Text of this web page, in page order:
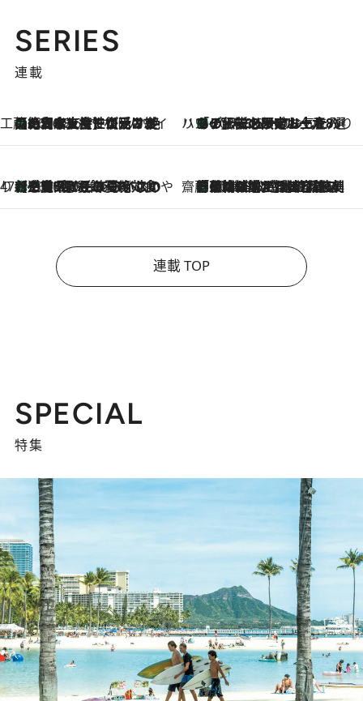
SERIES
連載
工藤まやのおもてなしハワイ
2026.8.6
【ハワイ土産】ローカルの絶大な支持で復活！ 絶品の幻クッキー《元ファンの日本人女性が受け継いだ名店》 ハワイ賢者 リサのお気に入りリスト2026.8.6
あの伝説の限定トートも！ リニューアルした「ディーン＆デルーカ ハワイ」で必須のお土産8選
47都道府県の手みやげ ひんやりスイーツで夏を満喫
2026.8.6
【三重県】この夏絶対食べたい 冷やしておいしいおやつ3選 お餅×アイスの新感覚スイーツ 齋藤 薫 美容脳ルネサンス
2026.8.6
「荷物が増えるほど旅ストレスは増す」美容ジャーナリストがたどり着いた最終結論。“化粧品を劇的に減らす”感動の凝縮美容とは
連載 TOP
SPECIAL
特集